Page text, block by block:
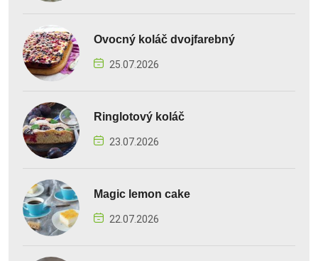
Ovocný koláč dvojfarebný
25.07.2026
Ringlotový koláč
23.07.2026
Magic lemon cake
22.07.2026